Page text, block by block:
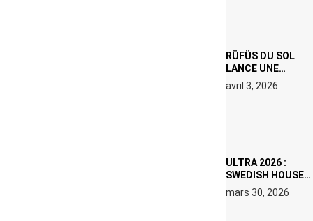
RÜFÜS DU SOL
LANCE UNE
RÉSIDENCE DJ
SET DE QUATRE
avril 3, 2026
ULTRA 2026 :
SWEDISH HOUSE
MAFIA RETROUVE
ERIC PRYDZ DANS
mars 30, 2026